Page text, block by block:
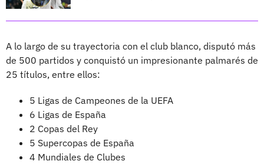
A lo largo de su trayectoria con el club blanco, disputó más
de 500 partidos y conquistó un impresionante palmarés de
25 títulos, entre ellos:
5 Ligas de Campeones de la UEFA
6 Ligas de España
2 Copas del Rey
5 Supercopas de España
4 Mundiales de Clubes